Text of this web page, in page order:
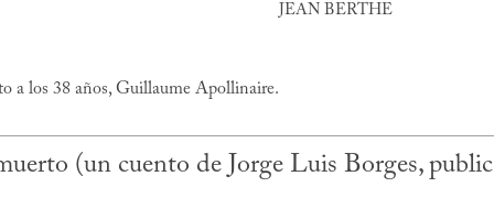
JEAN BERTHE
a los 38 años, Guillaume Apollinaire.
(un cuento de Jorge Luis Borges,